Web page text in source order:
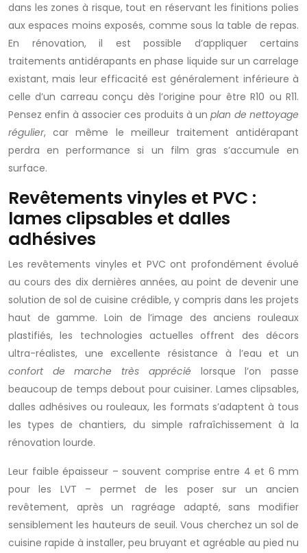
dans les zones à risque, tout en réservant les finitions polies
aux espaces moins exposés, comme sous la table de repas.
En rénovation, il est possible d’appliquer certains
traitements antidérapants en phase liquide sur un carrelage
existant, mais leur efficacité est généralement inférieure à
celle d’un carreau conçu dès l’origine pour être R10 ou R11.
Pensez enfin à associer ces produits à unplan de nettoyage
régulier, car même le meilleur traitement antidérapant
perdra en performance si un film gras s’accumule en
surface.
Revêtements vinyles et PVC :
lames clipsables et dalles
adhésives
Les revêtements vinyles et PVC ont profondément évolué
au cours des dix dernières années, au point de devenir une
solution de sol de cuisine crédible, y compris dans les projets
haut de gamme. Loin de l’image des anciens rouleaux
plastifiés, les technologies actuelles offrent des décors
ultra-réalistes, une excellente résistance à l’eau et un
confort de marche très apprécié lorsque l’on passe
beaucoup de temps debout pour cuisiner. Lames clipsables,
dalles adhésives ou rouleaux, les formats s’adaptent à tous
les types de chantiers, du simple rafraîchissement à la
rénovation lourde.
Leur faible épaisseur – souvent comprise entre 4 et 6 mm
pour les LVT – permet de les poser sur un ancien
revêtement, après un ragréage adapté, sans modifier
sensiblement les hauteurs de seuil. Vous cherchez un sol de
cuisine rapide à installer, peu bruyant et agréable au pied nu